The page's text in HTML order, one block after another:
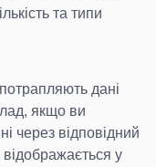
та типи
дані
якщо ви
через відповідний
у